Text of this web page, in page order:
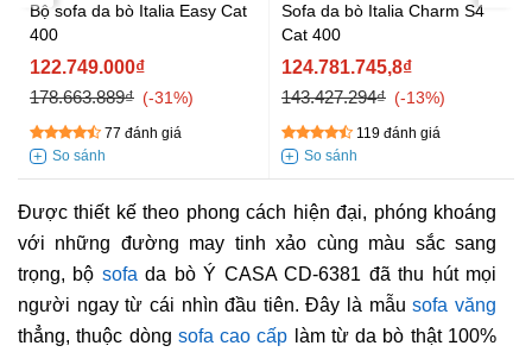
Bộ sofa da bò Italia Easy Cat
400
122.749.000₫
178.663.889₫
-31%
77 đánh giá
Sofa da bò Italia Charm S4
Cat 400
124.781.745,8₫
143.427.294₫
-13%
119 đánh giá
Được thiết kế theo phong cách hiện đại, phóng khoáng
với những đường may tinh xảo cùng màu sắc sang
trọng, bộ sofada bò Ý CASA CD-6381 đã thu hút mọi
người ngay từ cái nhìn đầu tiên. Đây là mẫusofa văng
thẳng, thuộc dòng sofa cao cấp làm từ da bò thật 100%